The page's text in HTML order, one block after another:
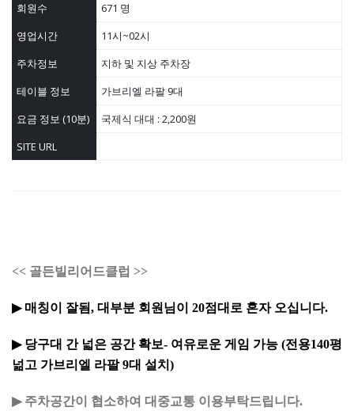
회원수
671 명
영업시간
11시~02시
주차정보
지하 및 지상 주차장
테이블 정보
가브리엘 라팔 9대
요금 정보 (10분)
국제식 대대 : 2,200원
SITE URL
<< 골든빌리어드클럽 >>
▶ 매칭이 잘됨, 대부분 회원님이 20점대로 혼자 오십니다.
▶ 당구대 간 넓은 공간 확보- 여유로운 게임 가능 (전용140평
넒고 가브리엘 라팔9대 설치 )
▶주차공간이 협소하여 대중교통 이용부탁드립니다.